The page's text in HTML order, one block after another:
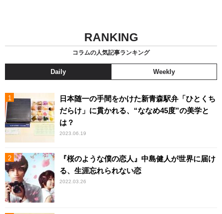
RANKING
コラムの人気記事ランキング
Daily Weekly
日本随一の手間をかけた新青森駅弁「ひとくち
だらけ」に貫かれる、“ななめ45度”の美学と
は？
2023.06.19
『桜のような僕の恋人』中島健人が世界に届け
る、生涯忘れられない恋
2022.03.26